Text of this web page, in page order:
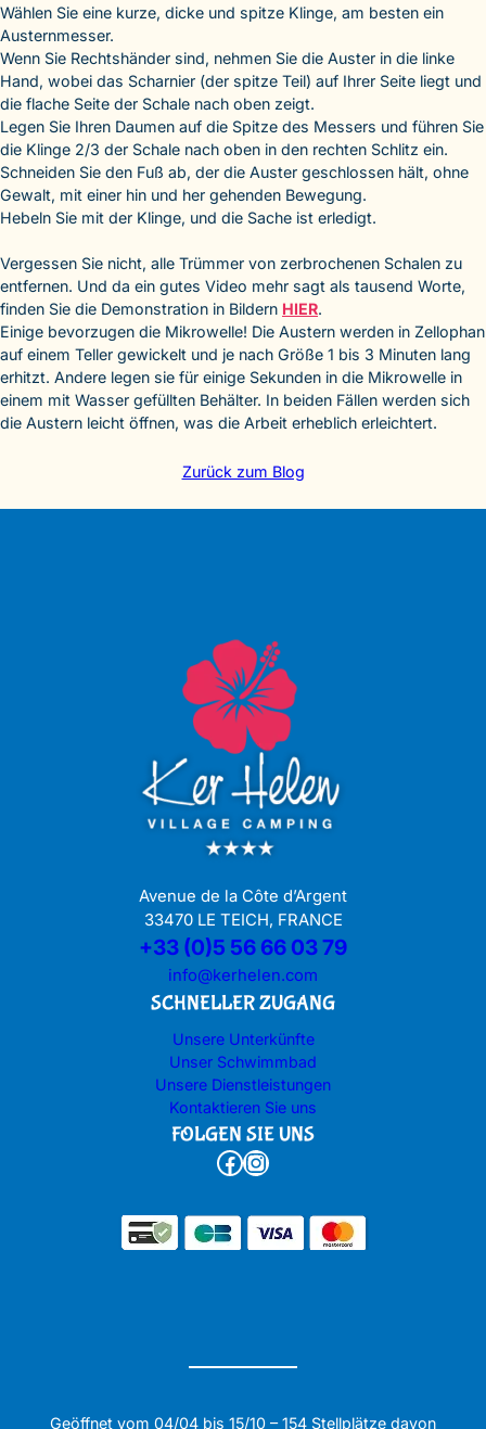
Wählen Sie eine kurze, dicke und spitze Klinge, am besten ein
Austernmesser.
Wenn Sie Rechtshänder sind, nehmen Sie die Auster in die linke
Hand, wobei das Scharnier (der spitze Teil) auf Ihrer Seite liegt und
die flache Seite der Schale nach oben zeigt.
Legen Sie Ihren Daumen auf die Spitze des Messers und führen Sie
die Klinge 2/3 der Schale nach oben in den rechten Schlitz ein.
Schneiden Sie den Fuß ab, der die Auster geschlossen hält, ohne
Gewalt, mit einer hin und her gehenden Bewegung.
Hebeln Sie mit der Klinge, und die Sache ist erledigt.
Vergessen Sie nicht, alle Trümmer von zerbrochenen Schalen zu
entfernen. Und da ein gutes Video mehr sagt als tausend Worte,
finden Sie die Demonstration in Bildern HIER.
Einige bevorzugen die Mikrowelle! Die Austern werden in Zellophan
auf einem Teller gewickelt und je nach Größe 1 bis 3 Minuten lang
erhitzt. Andere legen sie für einige Sekunden in die Mikrowelle in
einem mit Wasser gefüllten Behälter. In beiden Fällen werden sich
die Austern leicht öffnen, was die Arbeit erheblich erleichtert.
Zurück zum Blog
Avenue de la Côte d’Argent
33470 LE TEICH, FRANCE
+33 (0)5 56 66 03 79
info@kerhelen.com
SCHNELLER ZUGANG
Unsere Unterkünfte
Unser Schwimmbad
Unsere Dienstleistungen
Kontaktieren Sie uns
FOLGEN SIE UNS
Facebook Instagram
Geöffnet vom 04/04 bis 15/10 – 154 Stellplätze davon